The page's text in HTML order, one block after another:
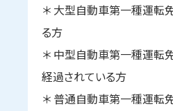
＊ 大型自動車第一種運転
る方
＊ 中型自動車第一種運転
経過されている方
＊ 普通自動車第一種運転